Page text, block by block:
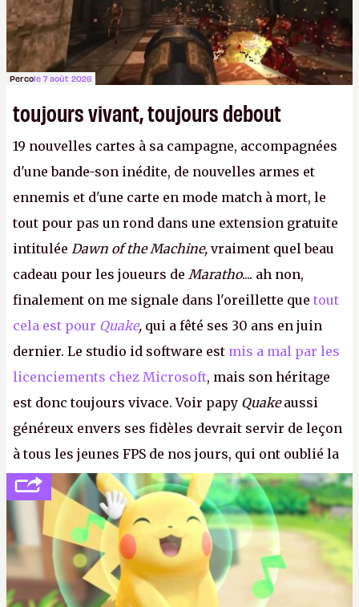
Percole 7 août 2026
toujours vivant, toujours debout
19 nouvelles cartes à sa campagne, accompagnées
d'une bande-son inédite, de nouvelles armes et
ennemis et d'une carte en mode match à mort, le
tout pour pas un rond dans une extension gratuite
intitulée Dawn of the Machine, vraiment quel beau
cadeau pour les joueurs de Maratho.... ah non,
finalement on me signale dans l'oreillette que tout
cela est pour Quake, qui a fêté ses 30 ans en juin
dernier. Le studio id software est mis a mal par les
licenciements chez Microsoft, mais son héritage
est donc toujours vivace. Voir papy Quakeaussi
généreux envers ses fidèles devrait servir de leçon
à tous les jeunes FPS de nos jours, qui ont oublié la
politesse et le respect envers leurs joueurs et les
anciens. Il leur faudrait une bonne guerre des
consoles à ces petits cons !